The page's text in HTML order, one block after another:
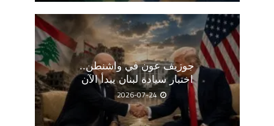
جوزيف عون في واشنطن..
اختبار سيادة لبنان يبدأ الآن
2026-07-24